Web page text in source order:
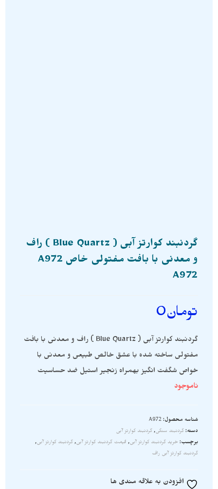
گردنبند کوارتز آبی ( Blue Quartz ) راف
و معدنی با بافت مفتولی خاص A972
A972
تومان0
گردنبند کوارتز آبی ( Blue Quartz ) راف و معدنی با بافت
مفتولی ساخته شده با عشق خالص طبیعی و معدنی با
خواص شگفت انگیز بهمراه زنجیر استیل ضد حساسیت
ناموجود
شناسه محصول:A972
دسته: گردنبند سنگی, گردنبند کوارتز آبی
برچسب: خرید گردنبند کوارتز آبی, قیمت گردنبند کوارتز آبی, گردنبند کوارتز آبی,
گردنبند کوارتز آبی راف
افزودن به علاقه مندی ها